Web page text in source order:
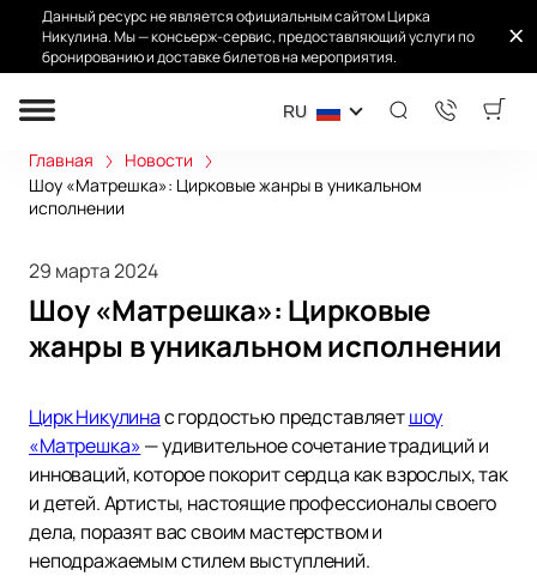
Данный ресурс не является официальным сайтом Цирка
Никулина. Мы — консьерж-сервис, предоставляющий услуги по
бронированию и доставке билетов на мероприятия.
RU
Главная
Новости
Шоу «Матрешка»: Цирковые жанры в уникальном
исполнении
29 марта 2024
Шоу «Матрешка»: Цирковые
жанры в уникальном исполнении
Цирк Никулинас гордостью представляетшоу
«Матрешка»— удивительное сочетание традиций и
инноваций, которое покорит сердца как взрослых, так
и детей. Артисты, настоящие профессионалы своего
дела, поразят вас своим мастерством и
неподражаемым стилем выступлений.